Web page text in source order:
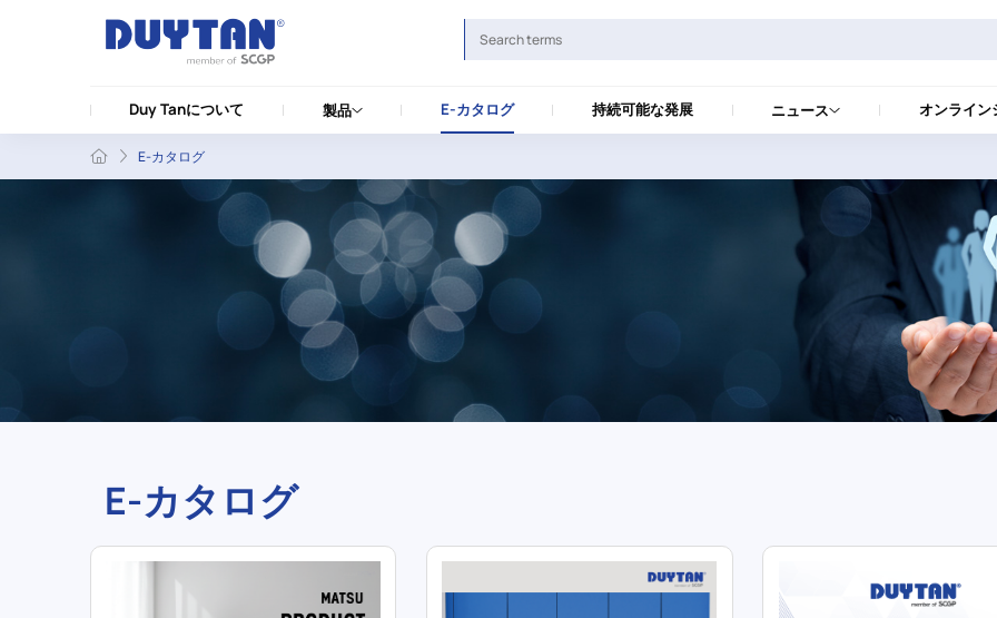
Duy Tanについて 製品 E-カタログ 持続可能な発展 ニュース オンライン
E-カタログ
E-カタログ